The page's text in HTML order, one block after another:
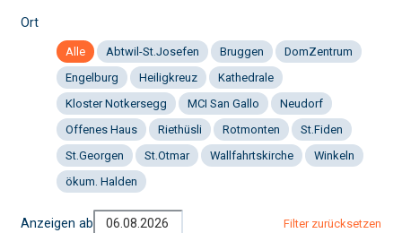
Ort
Alle Abtwil-St.Josefen Bruggen
DomZentrum
Engelburg
Heiligkreuz
Kathedrale
Kloster Notkersegg
MCI San Gallo
Neudorf
Offenes Haus
Riethüsli Rotmonten
St.Fiden
St.Georgen
St.Otmar Wallfahrtskirche
Winkeln
ökum. Halden
Anzeigen ab Filter zurücksetzen